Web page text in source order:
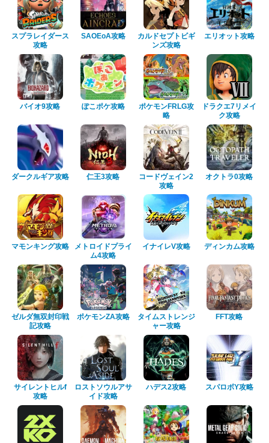
スプラレイダース
攻略
SAOEoA攻略
カルドセプトビギ
ンズ攻略
エリオット攻略
バイオ9攻略 ぽこポケ攻略
ポケモンFRLG攻
略
ドラクエ7リメイ
ク攻略
ダークルギア攻略 仁王3攻略
コードヴェイン2
攻略
オクトラ0攻略
マモンキング攻略
メトロイドプライ
ム4攻略
イナイレV攻略 ディンカム攻略
ゼルダ無双封印戦
記攻略
ポケモンZA攻略
タイムストレンジ
ャー攻略
FFT攻略
サイレントヒルf
攻略
ロストソウルアサ
イド攻略
ハデス2攻略 スパロボY攻略